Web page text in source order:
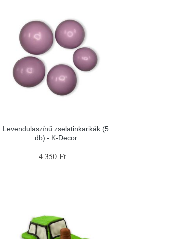
Levendulaszínű zselatinkarikák (5
db) - K-Decor
4 350 Ft